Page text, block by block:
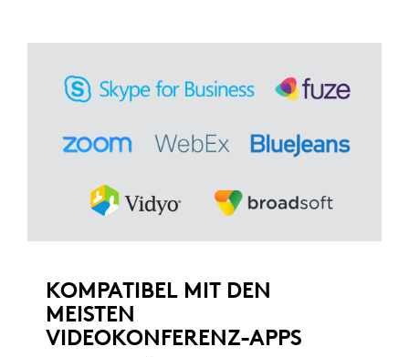
KOMPATIBEL MIT DEN
MEISTEN
VIDEOKONFERENZ-APPS